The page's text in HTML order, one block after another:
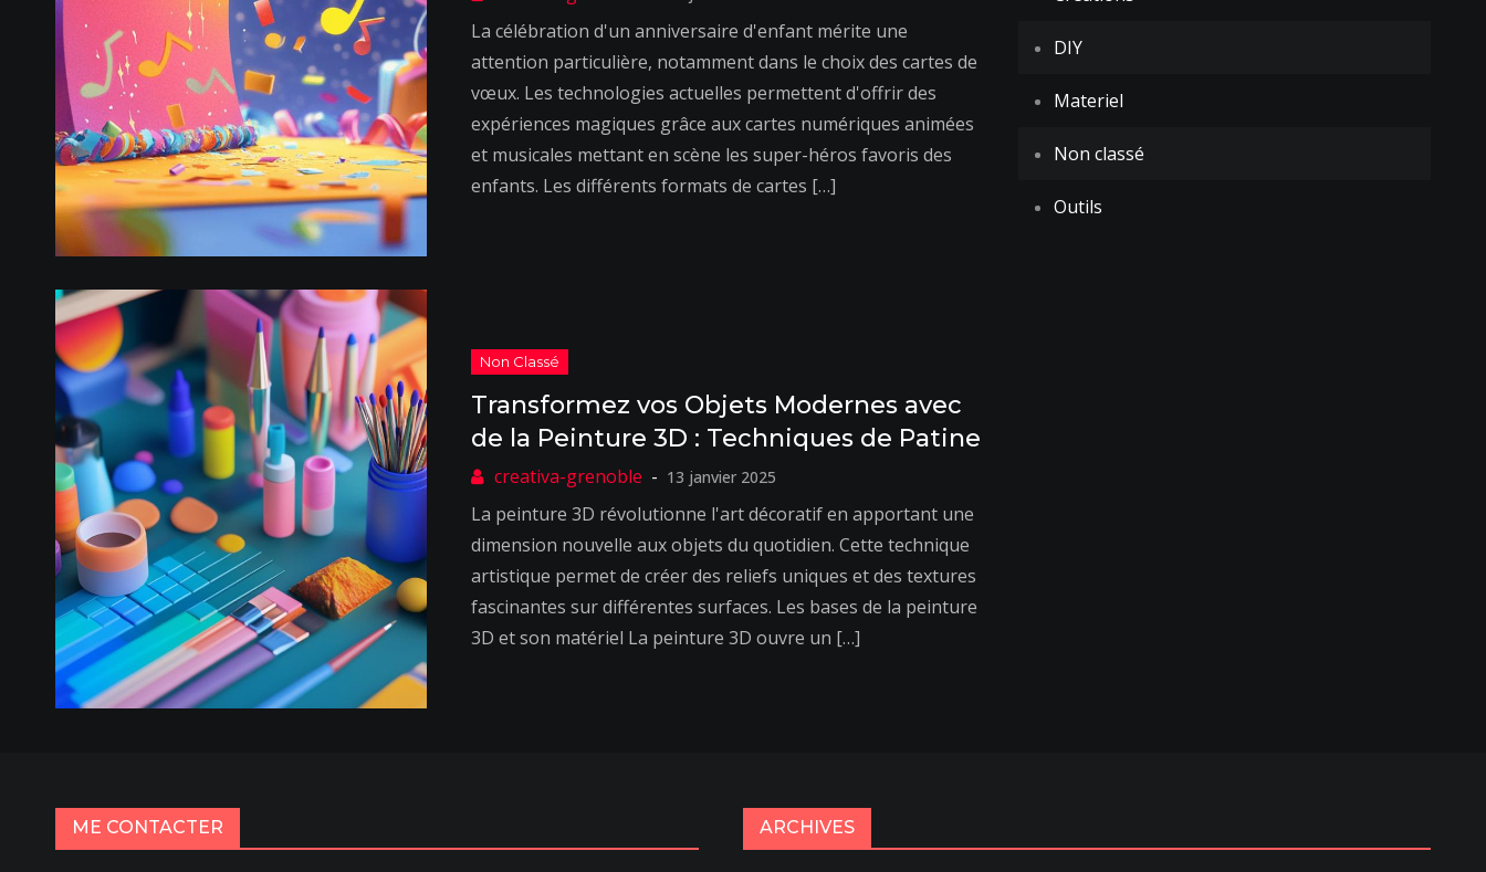
La célébration d'un anniversaire d'enfant mérite une
attention particulière, notamment dans le choix des cartes de
vœux. Les technologies actuelles permettent d'offrir des
expériences magiques grâce aux cartes numériques animées
et musicales mettant en scène les super-héros favoris des
enfants. Les différents formats de cartes […]
Transformez vos Objets Modernes avec
de la Peinture 3D : Techniques de Patine
13 janvier 2025
La peinture 3D révolutionne l'art décoratif en apportant une
dimension nouvelle aux objets du quotidien. Cette technique
artistique permet de créer des reliefs uniques et des textures
fascinantes sur différentes surfaces. Les bases de la peinture
3D et son matériel La peinture 3D ouvre un […]
DIY
Materiel
Non classé
Outils
ME CONTACTER ARCHIVES